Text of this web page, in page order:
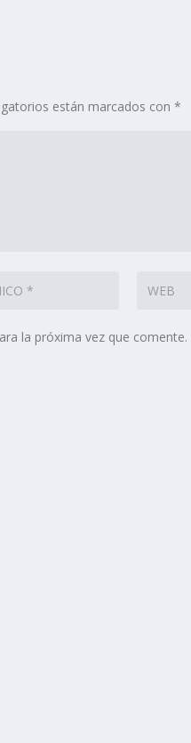
están marcados con*
la próxima vez que comente.